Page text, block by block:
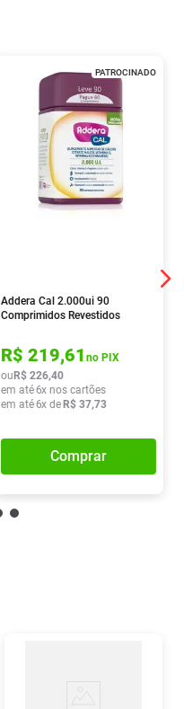
PATROCINADO
Addera Cal 2.000ui 90
Comprimidos Revestidos
R$ 219,61 no PIX
ou R$ 226,40
em até6x nos cartões
em até6x de R$ 37,73
Comprar